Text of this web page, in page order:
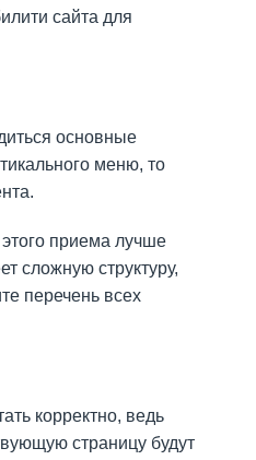
сайта для
основные
меню, то
приема лучше
сложную структуру,
перечень всех
корректно, ведь
страницу будут